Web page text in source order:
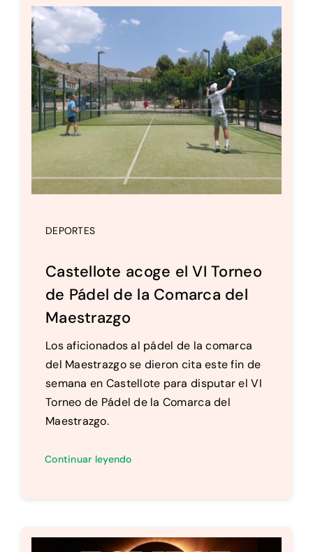
DEPORTES
Castellote acoge el VI Torneo
de Pádel de la Comarca del
Maestrazgo
Los aficionados al pádel de la comarca
del Maestrazgo se dieron cita este fin de
semana en Castellote para disputar el VI
Torneo de Pádel de la Comarca del
Maestrazgo.
Continuar leyendo